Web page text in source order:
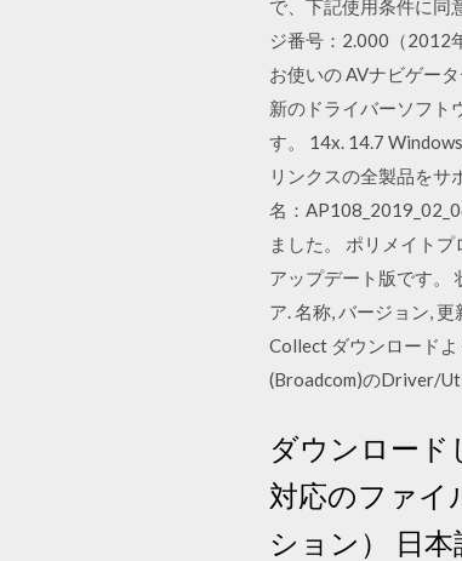
で、下記使用条件に同
ジ番号：2.000（2012
お使いの AVナビゲー
新のドライバーソフト
す。 14x. 14.7
リンクスの全製品を
名：
ました。 ポリメイト
アップデート版です。
ア. 名称, バージョン,
Collect ダウンロード
(Broadcom)のDriver/
ダウンロード
対応のファイ
ション） 日本